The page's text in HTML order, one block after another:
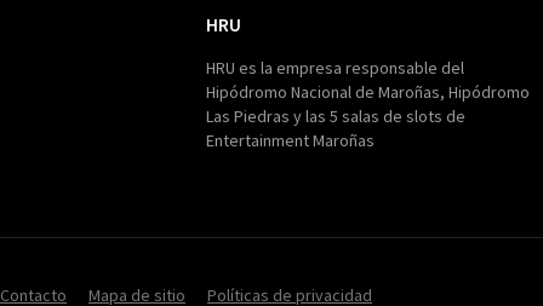
HRU
HRU es la empresa responsable del
Hipódromo Nacional de Maroñas, Hipódromo
Las Piedras y las 5 salas de slots de
Entertainment Maroñas
Contacto Mapa de sitio Políticas de privacidad